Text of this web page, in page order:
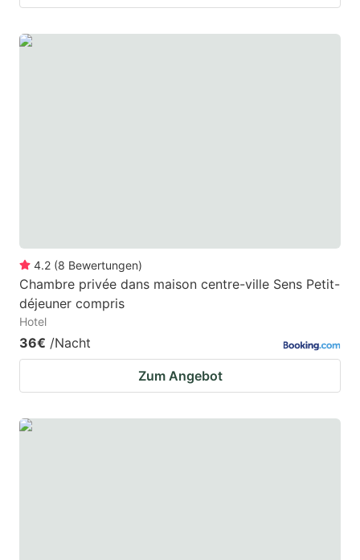
4.2 (8 Bewertungen)
Chambre privée dans maison centre-ville Sens Petit-
déjeuner compris
Hotel
36€ /Nacht
Zum Angebot